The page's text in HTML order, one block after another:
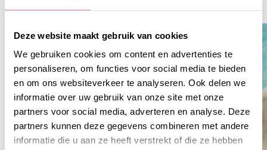
Deze website maakt gebruik van cookies
We gebruiken cookies om content en advertenties te
personaliseren, om functies voor social media te bieden
en om ons websiteverkeer te analyseren. Ook delen we
informatie over uw gebruik van onze site met onze
partners voor social media, adverteren en analyse. Deze
partners kunnen deze gegevens combineren met andere
informatie die u aan ze heeft verstrekt of die ze hebben